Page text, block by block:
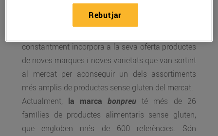
productes específics sense gluten respecte de l’any
anterior. És una categoria d’aliments que cada
constantment incorpora a la seva oferta productes
de noves marques i noves varietats que van sortint
al mercat per aconseguir un dels assortiments
més amplis de productes sense gluten del mercat.
Actualment, la marca bonpreu té més de 26
famílies de productes alimentaris sense gluten,
que engloben més de 600 referències. Són
Rebutjar